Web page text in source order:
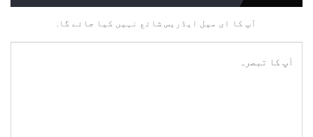
آپ کا ای میل ایڈریس شائع نہیں کیا جائے گا.